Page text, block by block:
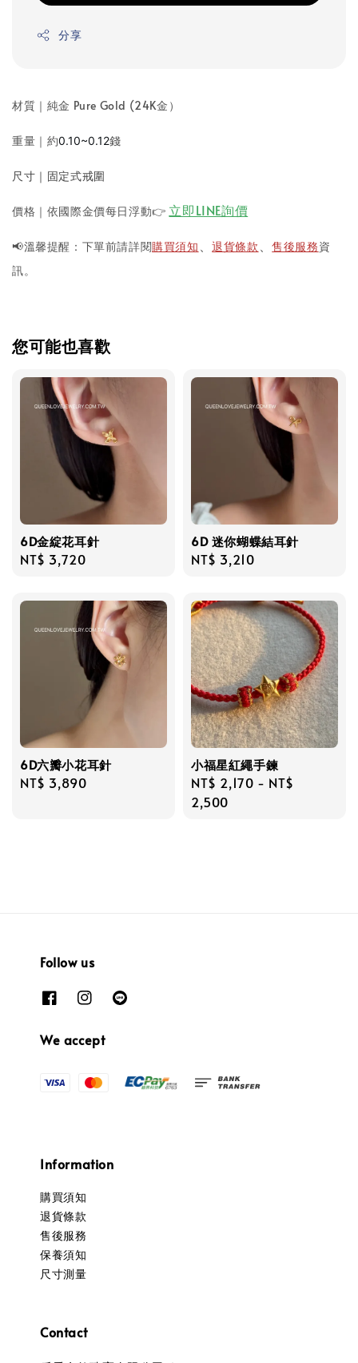
分享
材質｜純金 Pure Gold (24K金）
重量｜約0.10~0.12錢
尺寸｜固定式戒圍
價格｜依國際金價每日浮動👉 立即LINE詢價
📢溫馨提醒：下單前請詳閱購買須知 、退貨條款 、售後服務資
訊。
您可能也喜歡
6D金綻花耳針
Regular
NT$ 3,720
6D 迷你蝴蝶結耳針
Regular
NT$ 3,210
6D六瓣小花耳針
Regular
NT$ 3,890
小福星紅繩手鍊
Regular
price
NT$ 2,170 - NT$
2,500
Follow us
We accept
Information
購買須知
退貨條款
售後服務
保養須知
尺寸測量
Contact